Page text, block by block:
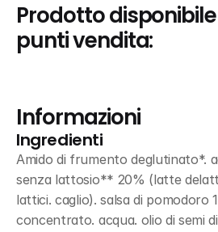
Prodotto
punti vendita:
Informazioni
Ingredienti
Amido di frumento deglutinato*.
senza lattosio** 20% (latte
lattici. caglio). salsa di pomodoro
concentrato. acqua. olio di semi